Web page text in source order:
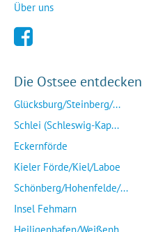
Über uns
Die Ostsee entdecken
Glücksburg/Steinberg/...
Schlei (Schleswig-Kap...
Eckernförde
Kieler Förde/Kiel/Laboe
Schönberg/Hohenfelde/...
Insel Fehmarn